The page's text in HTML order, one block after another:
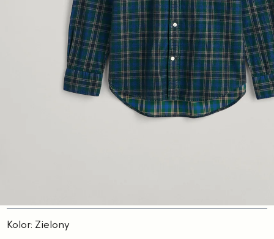
Kolor: Zielony